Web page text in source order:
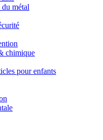
métal
chimique
pour enfants